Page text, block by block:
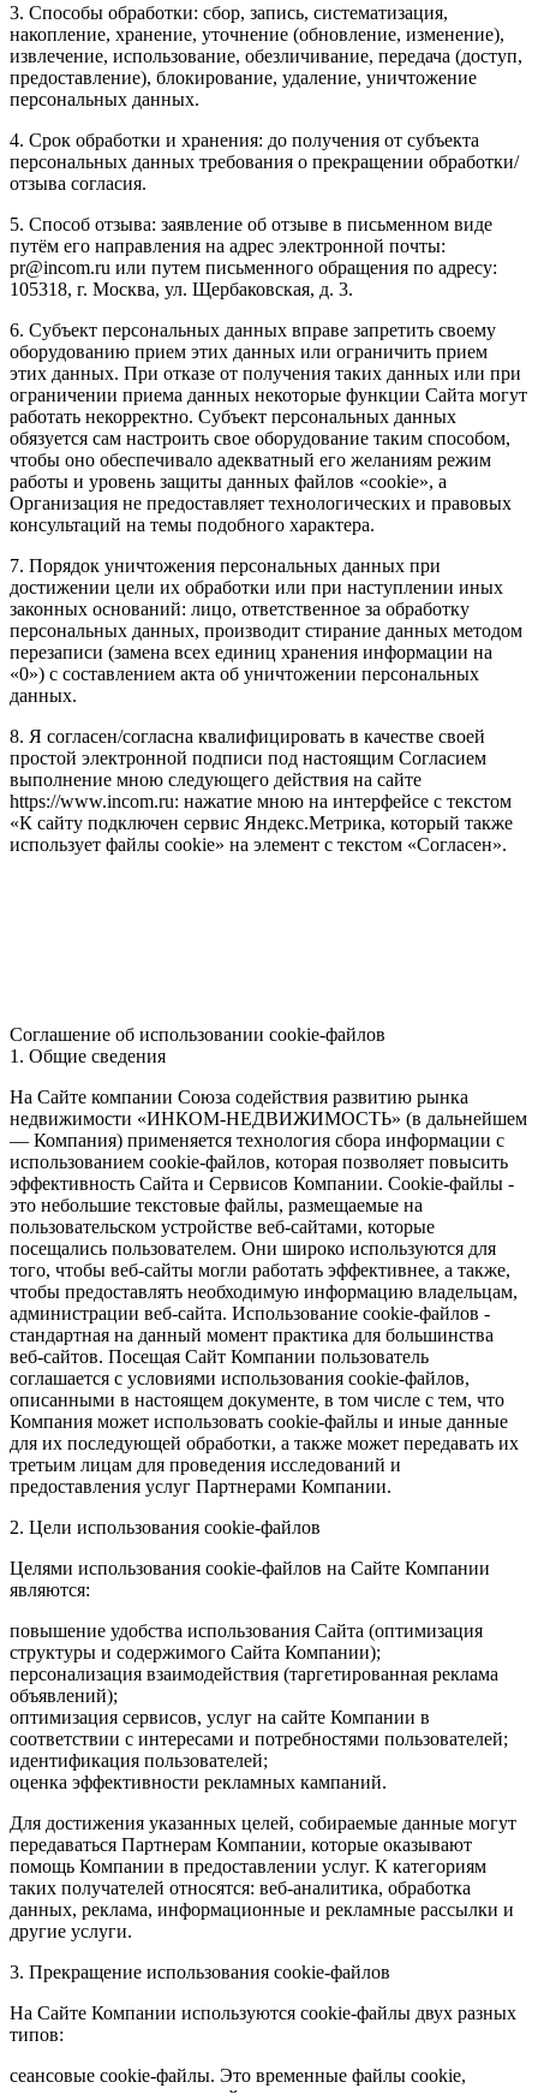
3. Способы обработки: сбор, запись, систематизация,
накопление, хранение, уточнение (обновление, изменение),
извлечение, использование, обезличивание, передача (доступ,
предоставление), блокирование, удаление, уничтожение
персональных данных.
4. Срок обработки и хранения: до получения от субъекта
персональных данных требования о прекращении обработки/
отзыва согласия.
5. Способ отзыва: заявление об отзыве в письменном виде
путём его направления на адрес электронной почты:
pr@incom.ru или путем письменного обращения по адресу:
105318, г. Москва, ул. Щербаковская, д. 3.
6. Субъект персональных данных вправе запретить своему
оборудованию прием этих данных или ограничить прием
этих данных. При отказе от получения таких данных или при
ограничении приема данных некоторые функции Сайта могут
работать некорректно. Субъект персональных данных
обязуется сам настроить свое оборудование таким способом,
чтобы оно обеспечивало адекватный его желаниям режим
работы и уровень защиты данных файлов «cookie», а
Организация не предоставляет технологических и правовых
консультаций на темы подобного характера.
7. Порядок уничтожения персональных данных при
достижении цели их обработки или при наступлении иных
законных оснований: лицо, ответственное за обработку
персональных данных, производит стирание данных методом
перезаписи (замена всех единиц хранения информации на
«0») с составлением акта об уничтожении персональных
данных.
8. Я согласен/согласна квалифицировать в качестве своей
простой электронной подписи под настоящим Согласием
выполнение мною следующего действия на сайте
https://www.incom.ru: нажатие мною на интерфейсе с текстом
«К сайту подключен сервис Яндекс.Метрика, который также
использует файлы cookie» на элемент с текстом «Согласен».
Соглашение об использовании cookie-файлов
1. Общие сведения
На Сайте компании Союза содействия развитию рынка
недвижимости «ИНКОМ-НЕДВИЖИМОСТЬ» (в дальнейшем
— Компания) применяется технология сбора информации с
использованием cookie-файлов, которая позволяет повысить
эффективность Сайта и Сервисов Компании. Сookie-файлы -
это небольшие текстовые файлы, размещаемые на
пользовательском устройстве веб-сайтами, которые
посещались пользователем. Они широко используются для
того, чтобы веб-сайты могли работать эффективнее, а также,
чтобы предоставлять необходимую информацию владельцам,
администрации веб-сайта. Использование cookie-файлов -
стандартная на данный момент практика для большинства
веб-сайтов. Посещая Сайт Компании пользователь
соглашается с условиями использования cookie-файлов,
описанными в настоящем документе, в том числе с тем, что
Компания может использовать cookie-файлы и иные данные
для их последующей обработки, а также может передавать их
третьим лицам для проведения исследований и
предоставления услуг Партнерами Компании.
2. Цели использования cookie-файлов
Целями использования cookie-файлов на Сайте Компании
являются:
повышение удобства использования Сайта (оптимизация
структуры и содержимого Сайта Компании);
персонализация взаимодействия (таргетированная реклама
объявлений);
оптимизация сервисов, услуг на сайте Компании в
соответствии с интересами и потребностями пользователей;
идентификация пользователей;
оценка эффективности рекламных кампаний.
Для достижения указанных целей, собираемые данные могут
передаваться Партнерам Компании, которые оказывают
помощь Компании в предоставлении услуг. К категориям
таких получателей относятся: веб-аналитика, обработка
данных, реклама, информационные и рекламные рассылки и
другие услуги.
3. Прекращение использования cookie-файлов
На Сайте Компании используются cookie-файлы двух разных
типов:
сеансовые cookie-файлы. Это временные файлы cookie,